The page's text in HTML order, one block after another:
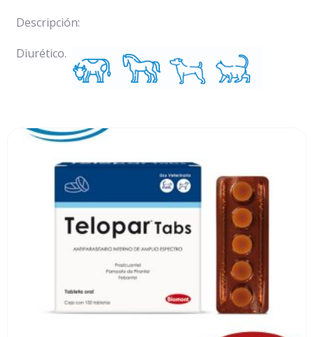
Descripción:
Diurético.